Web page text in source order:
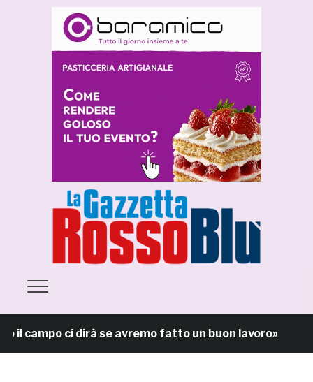
campo ci dirà se avremo fatto un buon lavoro»